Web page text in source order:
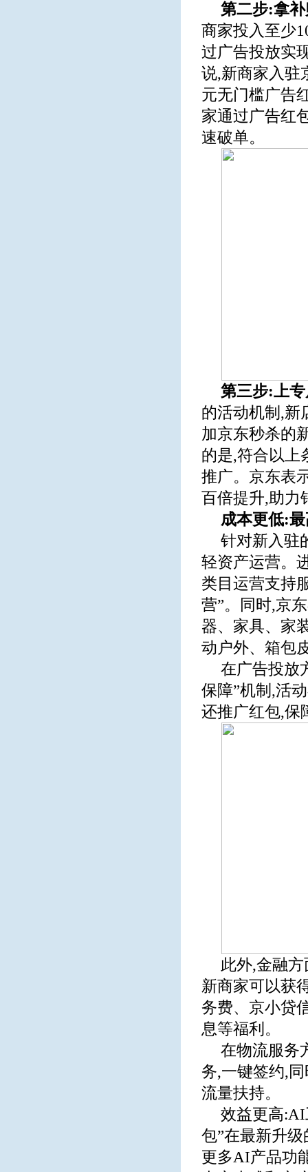
第二步:拿
商家投入至少
过广告投放实
说,新商家入驻
元无门槛广告
家通过广告红
速破单。
第三步:上
的活动机制,新
加京东秒杀的
的是,符合以上
推广。京东表
百倍提升,助力
成本更低:
针对新入驻
轻资产运营。
类目运营支持
营”。同时,京
器、家具、家
动户外、箱包
在广告投放
保障”机制,活
还推广红包,保
此外,金融
新商家可以获
务费、京小贷
息等福利。
在物流服务
务,一键签约,
流量扶持。
效益更高
包”在最新升
更多AI产品功